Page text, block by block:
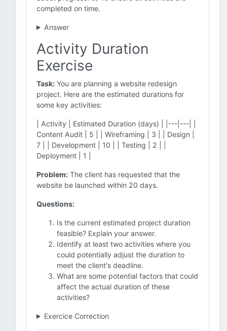
completed on time.
Answer
Activity Duration
Exercise
Task: You are planning a website redesign
project. Here are the estimated durations for
some key activities:
| Activity | Estimated Duration (days) | |---|---| |
Content Audit | 5 | | Wireframing | 3 | | Design |
7 | | Development | 10 | | Testing | 2 | |
Deployment | 1 |
Problem: The client has requested that the
website be launched within 20 days.
Questions:
Is the current estimated project duration
feasible? Explain your answer.
Identify at least two activities where you
could potentially adjust the duration to
meet the client's deadline.
What are some potential factors that could
affect the actual duration of these
activities?
Exercice Correction